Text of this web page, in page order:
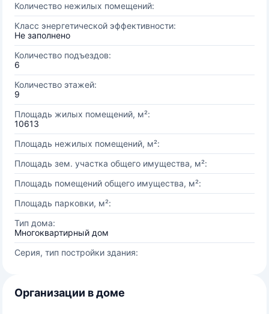
Количество нежилых помещений:
Класс энергетической эффективности:
Не заполнено
Количество подъездов:
6
Количество этажей:
9
Площадь жилых помещений, м²:
10613
Площадь нежилых помещений, м²:
Площадь зем. участка общего имущества, м²:
Площадь помещений общего имущества, м²:
Площадь парковки, м²:
Тип дома:
Многоквартирный дом
Серия, тип постройки здания:
Организации в доме